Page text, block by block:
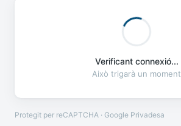
Verificant connexió...
Això trigarà un moment
Protegit per reCAPTCHA · Google Privadesa